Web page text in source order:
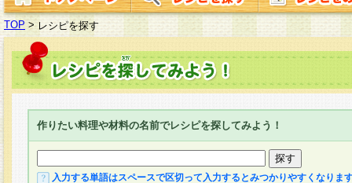
TOP > レシピを探す
作りたい料理や材料の名前でレシピを探してみよう！
入力する単語はスペースで区切って入力するとみつかりやすくなりま